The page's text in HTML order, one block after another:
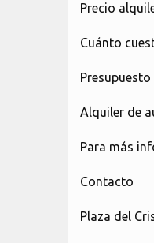
Precio
Cuánto
Alquiler de
Para más
Contacto
Plaza del